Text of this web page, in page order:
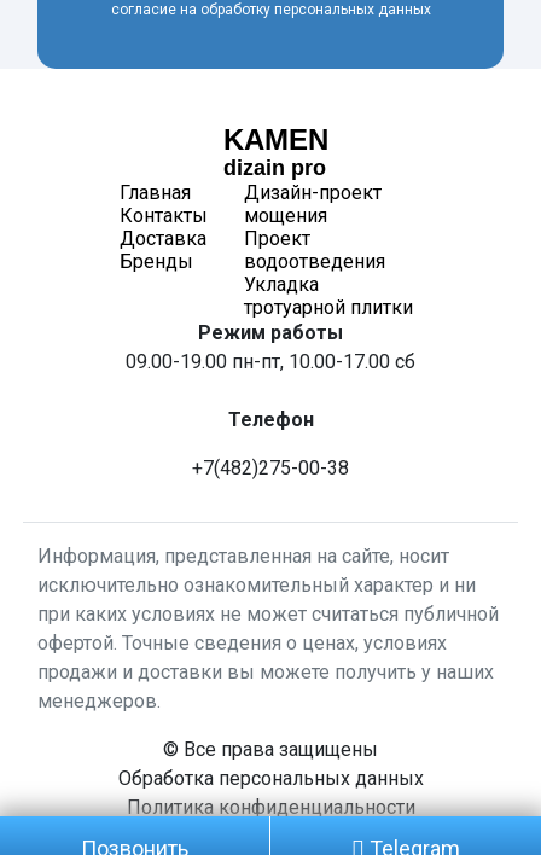
согласие на обработку персональных данных
KAMEN
dizain pro
Главная
Контакты
Доставка
Бренды
Дизайн-проект
мощения
Проект
водоотведения
Укладка
тротуарной плитки
Режим работы
09.00-19.00 пн-пт, 10.00-17.00 сб
Телефон
+7(482)275-00-38
Информация, представленная на сайте, носит
исключительно ознакомительный характер и ни
при каких условиях не может считаться публичной
офертой. Точные сведения о ценах, условиях
продажи и доставки вы можете получить у наших
менеджеров.
© Все права защищены
Обработка персональных данных
Политика конфиденциальности
Позвонить Telegram